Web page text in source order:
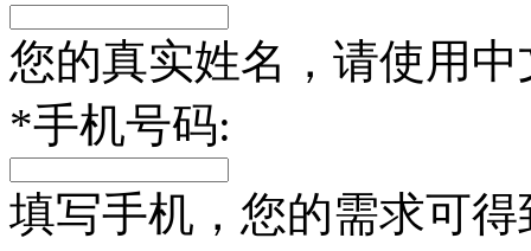
您的真实姓名，请使用中
*手机号码:
填写手机，您的需求可